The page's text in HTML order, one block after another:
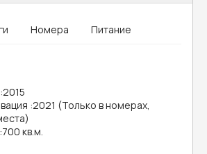
Номера Питание
:2015
:2021 (Только в номерах,
:700 кв.м.